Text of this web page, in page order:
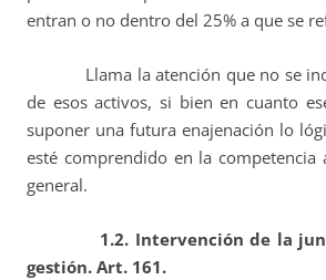
entran o no dentro del 25% a que se
Llama la atención que no se
de esos activos, si bien en cuanto
suponer una futura enajenación lo
esté comprendido en la competencia
general.
1.2. Intervención de la
gestión. Art. 161.